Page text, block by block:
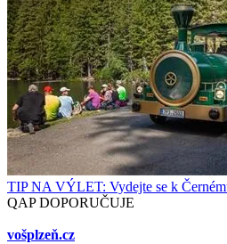
TIP NA VÝLET: Vydejte se k
QAP DOPORUČUJE
vošplzeň.cz